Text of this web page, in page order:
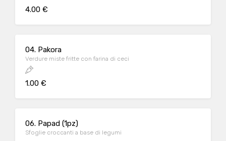
4.00 €
04. Pakora
Verdure miste fritte con farina di ceci
1.00 €
06. Papad (1pz)
Sfoglie croccanti a base di legumi